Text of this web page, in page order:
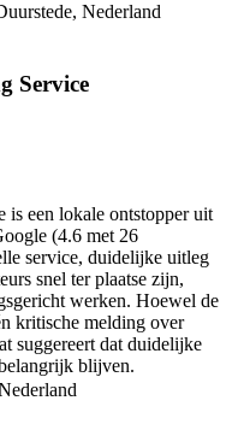
Nederland
Service
een lokale ontstopper uit
(4.6 met 26
service, duidelijke uitleg
snel ter plaatse zijn,
werken. Hoewel de
kritische melding over
suggereert dat duidelijke
blijven.